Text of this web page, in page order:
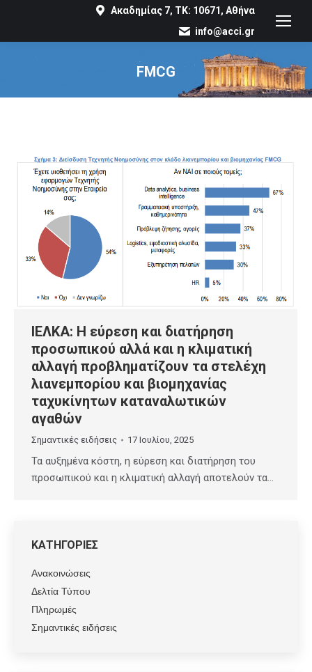
Ακαδημίας 7, ΤΚ: 10671, Αθήνα
info@acci.gr
FMCG
You are here:
ΙΕΛΚΑ: Η εύρεση και διατήρηση
προσωπικού αλλά και η κλιματική
αλλαγή προβληματίζουν τα στελέχη
λιανεμπορίου και βιομηχανίας
ταχυκίνητων καταναλωτικών
αγαθών
Σημαντικές ειδήσεις 17 Ιουλίου, 2025
Τα αυξημένα κόστη, η εύρεση και διατήρηση του
προσωπικού και η κλιματική αλλαγή αποτελούν τα…
ΚΑΤΗΓΟΡΙΕΣ
Ανακοινώσεις
Δελτία Τύπου
Πληρωμές
Σημαντικές ειδήσεις